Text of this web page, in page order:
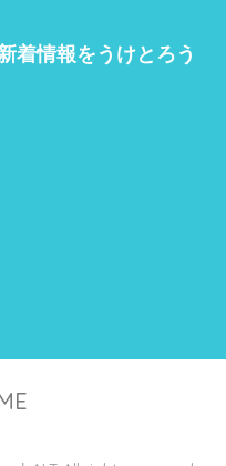
着情報をうけとろう